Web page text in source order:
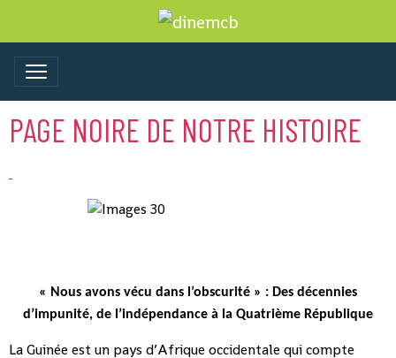
PAGE NOIRE DE NOTRE HISTOIRE
« Nous avons vécu dans l’obscurité » : Des décennies
d’impunité, de l’indépendance à la Quatrième République
La Guinée est un pays d’Afrique occidentale qui compte